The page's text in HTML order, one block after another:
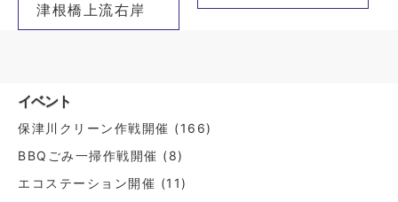
シ
津根橋上流右岸
イベント
保津川クリーン作戦開催 (166)
BBQごみ一掃作戦開催 (8)
エコステーション開催 (11)